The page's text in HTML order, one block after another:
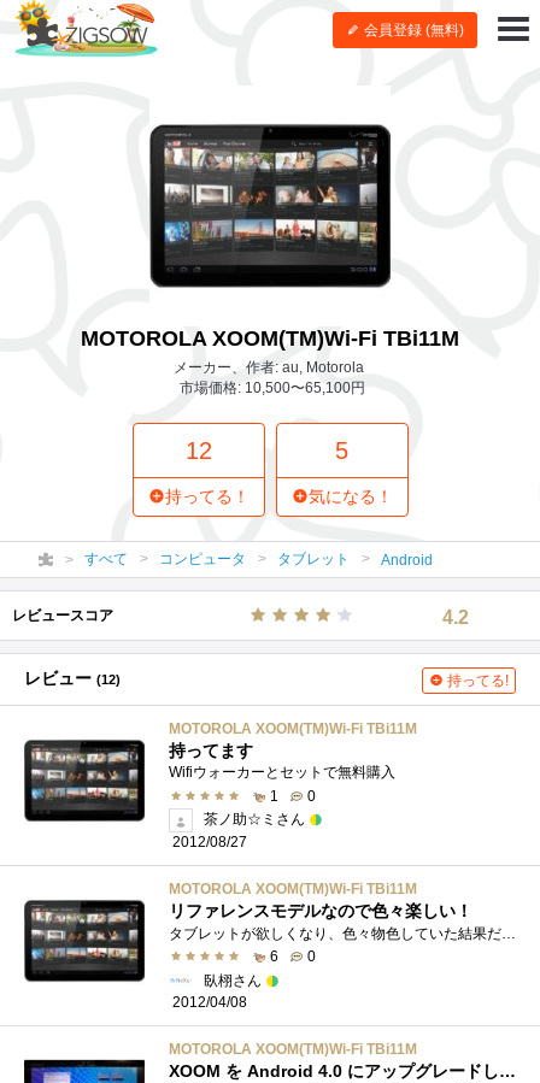
会員登録 (無料)
MOTOROLA XOOM(TM)Wi-Fi TBi11M
メーカー、作者: au, Motorola
市場価格: 10,500〜65,100円
12
持ってる！
5
気になる！
すべて コンピュータ タブレット Android
レビュースコア 4.2
レビュー (12) 持ってる!
MOTOROLA XOOM(TM)Wi-Fi TBi11M
持ってます
Wifiウォーカーとセットで無料購入
1
0
茶ノ助☆ミさん
2012/08/27
MOTOROLA XOOM(TM)Wi-Fi TBi11M
リファレンスモデルなので色々楽しい！
6
0
臥栩さん
2012/04/08
MOTOROLA XOOM(TM)Wi-Fi TBi11M
XOOM を Android 4.0 にアップグレードしました。